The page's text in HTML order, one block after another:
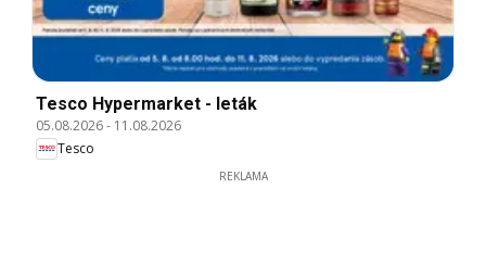
Tesco Hypermarket - leták
05.08.2026- 11.08.2026
Tesco
REKLAMA